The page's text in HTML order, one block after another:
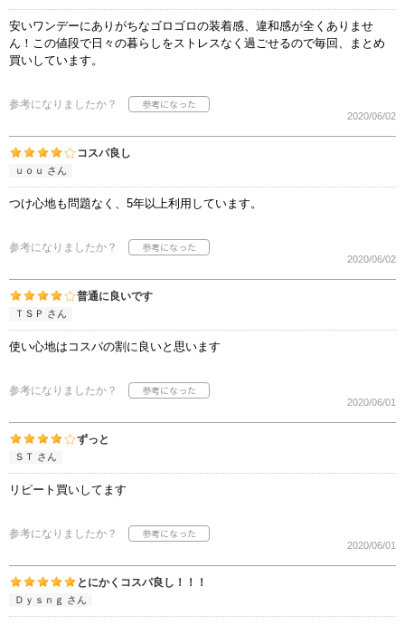
安いワンデーにありがちなゴロゴロの装着感、違和感が全くありませ
ん！この値段で日々の暮らしをストレスなく過ごせるので毎回、まとめ
買いしています。
参考になりましたか？
2020/06/02
コスパ良し
ｕｏｕ さん
つけ心地も問題なく、5年以上利用しています。
参考になりましたか？
2020/06/02
普通に良いです
ＴＳＰ さん
使い心地はコスパの割に良いと思います
参考になりましたか？
2020/06/01
ずっと
ＳＴ さん
リピート買いしてます
参考になりましたか？
2020/06/01
とにかくコスパ良し！！！
Ｄｙｓｎｇ さん